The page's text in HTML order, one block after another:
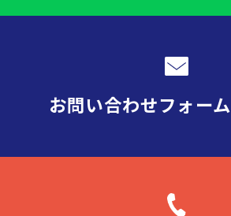
お問い合わせフォーム